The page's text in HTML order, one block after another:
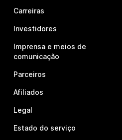
Carreiras
Investidores
Imprensa e meios de
comunicação
Parceiros
Afiliados
Legal
Estado do serviço